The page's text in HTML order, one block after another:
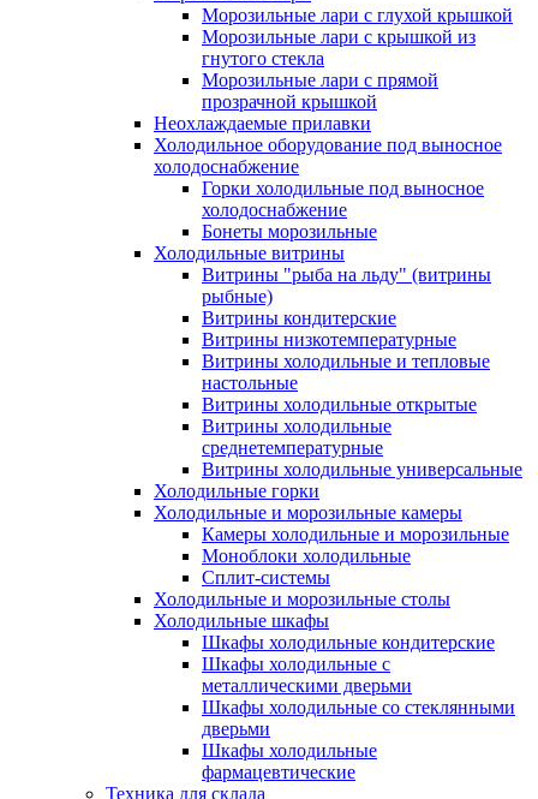
Морозильные лари с глухой крышкой
Морозильные лари с крышкой из
гнутого стекла
Морозильные лари с прямой
прозрачной крышкой
Неохлаждаемые прилавки
Холодильное оборудование под выносное
холодоснабжение
Горки холодильные под выносное
холодоснабжение
Бонеты морозильные
Холодильные витрины
Витрины "рыба на льду" (витрины
рыбные)
Витрины кондитерские
Витрины низкотемпературные
Витрины холодильные и тепловые
настольные
Витрины холодильные открытые
Витрины холодильные
среднетемпературные
Витрины холодильные универсальные
Холодильные горки
Холодильные и морозильные камеры
Камеры холодильные и морозильные
Моноблоки холодильные
Сплит-системы
Холодильные и морозильные столы
Холодильные шкафы
Шкафы холодильные кондитерские
Шкафы холодильные с
металлическими дверьми
Шкафы холодильные со стеклянными
дверьми
Шкафы холодильные
фармацевтические
Техника для склада